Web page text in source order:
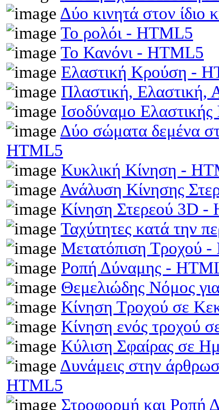
Δύο κινητά στον
Το ρολόι - HTML5
Το Κανόνι - HTML5
Ελαστική Κρούση -
Πλαστική,
Ισοδύναμο
Δύο σώματα δεμένα
HTML5
Κυκλική Κίνηση -
Ανάλυση Κίνησης
Κίνηση Στερεού 3D -
Ταχύτητες κατά την
Μετατόπιση Τροχού
Ροπή Δύναμης -
Θεμελιώδης Νόμος
Κίνηση Τροχού σε
Κίνηση ενός τροχού
Κύλιση Σφαίρας σε
Δυνάμεις στην
HTML5
Στροφορμή και Ροπή